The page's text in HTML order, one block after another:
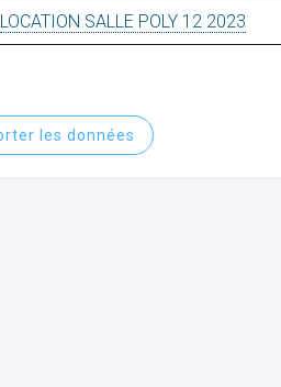
LOCATION SALLE POLY 12 2023
les données